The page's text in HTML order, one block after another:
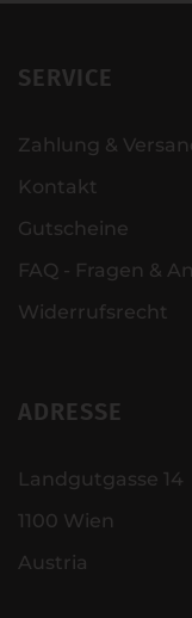
SERVICE
Zahlung &
Kontakt
Gutscheine
FAQ - Fragen &
Widerrufsrecht
ADRESSE
Landgutgasse 14
1100 Wien
Austria